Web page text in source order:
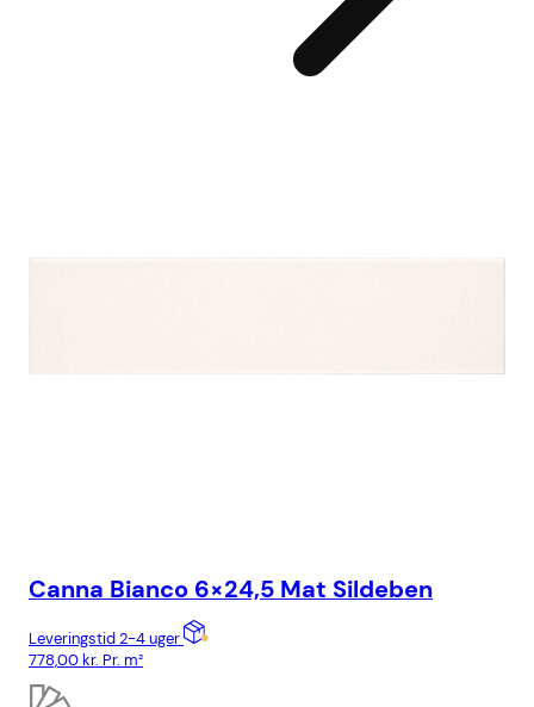
Canna Bianco 6×24,5 Mat Sildeben
Leveringstid 2-4 uger
778,00kr. Pr. m²